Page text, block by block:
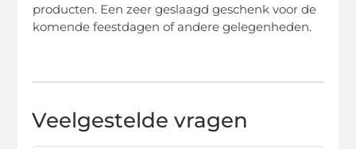
producten. Een zeer geslaagd geschenk voor de
komende feestdagen of andere gelegenheden.
Veelgestelde vragen